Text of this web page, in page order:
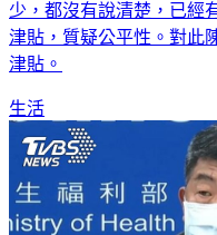
少，都沒有說清楚，已經
津貼，質疑公平性。對此
津貼。
生活